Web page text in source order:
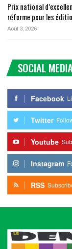
Prix national
réforme pour les
Août 3, 2026
SOCIAL
Facebook
Twitter
Youtube
Instagram
RSS